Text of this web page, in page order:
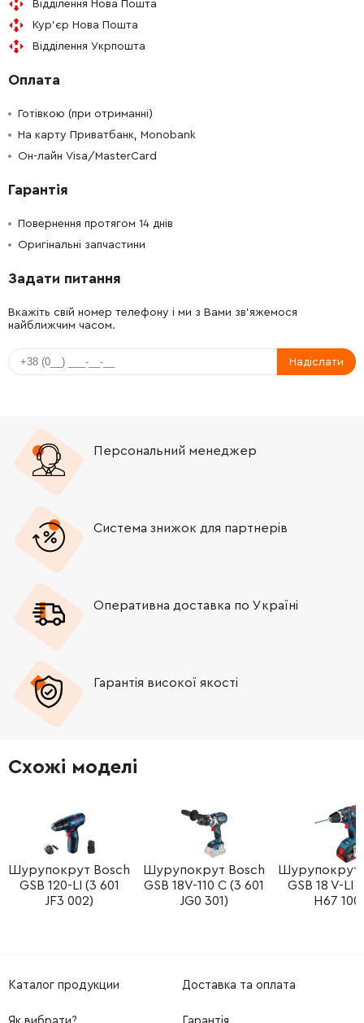
Відділення Нова Пошта
Кур'єр Нова Пошта
Відділення Укрпошта
Оплата
Готівкою (при отриманні)
На карту Приватбанк, Monobank
Он-лайн Visa/MasterCard
Гарантія
Повернення протягом 14 днів
Оригінальні запчастини
Задати питання
Вкажіть свій номер телефону і ми з Вами зв'яжемося
найближчим часом.
Надіслати
Персональний менеджер
Система знижок для партнерів
Оперативна доставка по Україні
Гарантія високої якості
Схожі моделі
Шурупокрут Bosch
GSB 120-LI (3 601
JF3 002)
Шурупокрут Bosch
GSB 18V-110 C (3 601
JG0 301)
Шурупокрут
GSB 18 V-LI
H67 100)
Каталог продукции Доставка та оплата